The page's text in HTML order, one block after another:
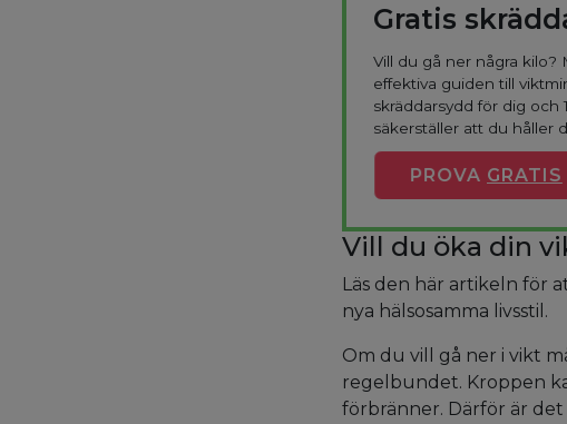
Gratis
Vill du gå ner några
effektiva guiden till
skräddarsydd för dig och
säkerställer att du håller
PROVA GRATIS
Vill du öka din
Läs den här artikeln för
nya hälsosamma livsstil.
Om du vill gå ner i vikt
regelbundet. Kroppen
förbränner. Därför är